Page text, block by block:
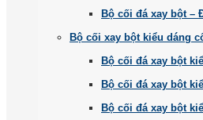
Bộ cối đá xay bột –
Bộ cối xay bột kiểu dáng
Bộ cối đá xay bột
Bộ cối đá xay bột
Bộ cối đá xay bột